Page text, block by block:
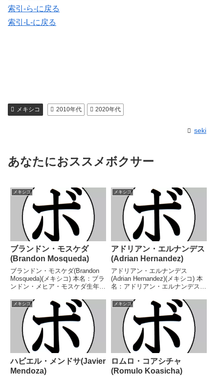
索引-ら-に戻る
索引-L-に戻る
メキシコ 2010年代 2020年代
seki
あなたにおススメボクサー
メキシコ
ブランドン・モスケダ
(Brandon Mosqueda)
ブランドン・モスケダ(Brandon
Mosqueda)(メキシコ) 本名：ブラ
ンドン・メヒア・モスケダ生年月
コ戦績：14戦14勝(10KO) 【獲得
タイトル】2022年度ナシオナレ
ス・CONADEライト...
メキシコ
アドリアン・エルナンデス
(Adrian Hernandez)
アドリアン・エルナンデス
(Adrian Hernandez)(メキシコ) 本
名：アドリアン・エルナンデス生
キシコ戦績：36戦30勝(19KO)5敗
1分 【獲得タイトル】WBC米大
陸ライトフライ級王座NAB...
メキシコ
ハビエル・メンドサ(Javier
Mendoza)
メキシコ
ロムロ・コアシチャ
(Romulo Koasicha)